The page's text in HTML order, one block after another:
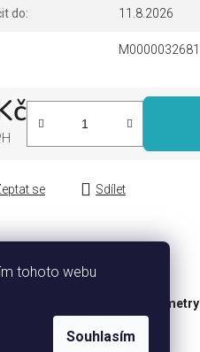
tohoto webu
Souhlasím
do: 11.8.2026
M0000032681
se Sdílet
s
je
Doplňkové parametry